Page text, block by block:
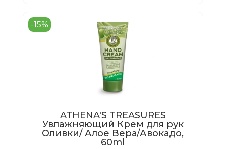
-15%
ATHENA'S TREASURES
Увлажняющий Крем для рук
Оливки/ Алое Вера/Авокадо,
60ml